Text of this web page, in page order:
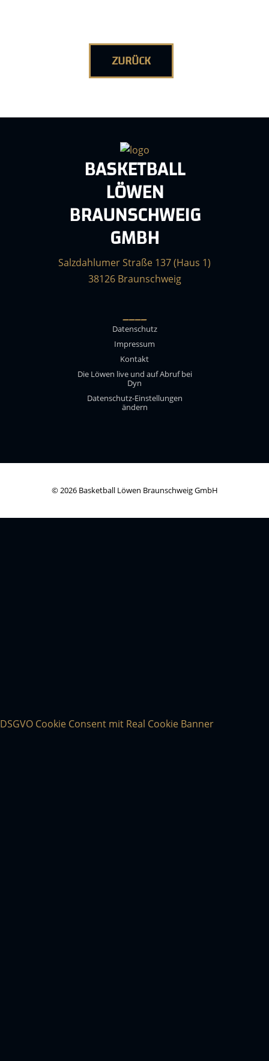
ZURÜCK
BASKETBALL
LÖWEN
BRAUNSCHWEIG
GMBH
Salzdahlumer Straße 137 (Haus 1)
38126 Braunschweig
____
Datenschutz
Impressum
Kontakt
Die Löwen live und auf Abruf bei
Dyn
Datenschutz-Einstellungen
ändern
© 2026 Basketball Löwen Braunschweig GmbH
DSGVO Cookie Consent mit Real Cookie Banner